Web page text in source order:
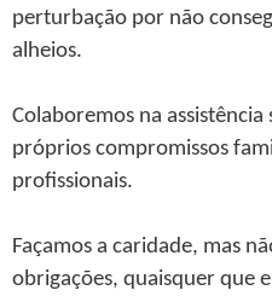
perturbação por não
alheios.
Colaboremos na
próprios compromissos
profissionais.
Façamos a caridade, mas
obrigações, quaisquer que